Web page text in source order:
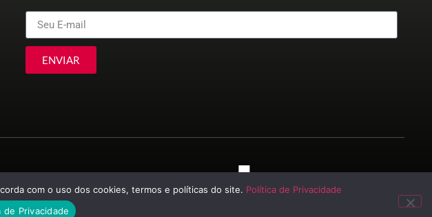
ENVIAR
com o uso dos cookies, termos e políticas do site. Política de Privacidade
de Privacidade